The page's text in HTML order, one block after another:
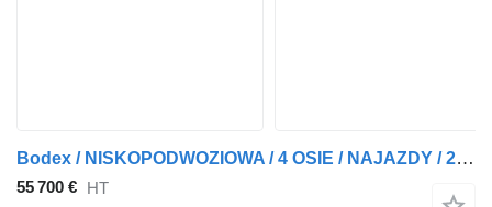
Bodex / NISKOPODWOZIOWA / 4 OSIE / NAJAZDY / 2 X OŚ SKRĘTNA / DMC 65 0
55 700 € HT